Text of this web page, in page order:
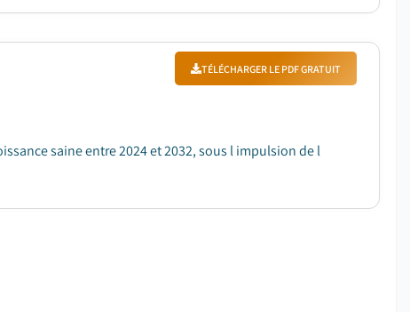
TÉLÉCHARGER LE PDF GRATUIT
saine entre 2024 et 2032, sous l impulsion de l